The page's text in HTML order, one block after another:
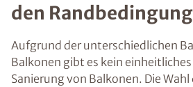
den
Aufgrund der unterschiedlichen
Balkonen gibt es kein
Sanierung von Balkonen. Die